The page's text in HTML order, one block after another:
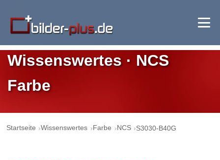
Wissenswertes · NCS
Farbe
Startseite Wissenswertes Farbe NCS S3030-B40G